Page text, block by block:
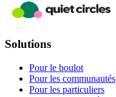
Solutions
Pour le boulot
Pour les communautés
Pour les particuliers